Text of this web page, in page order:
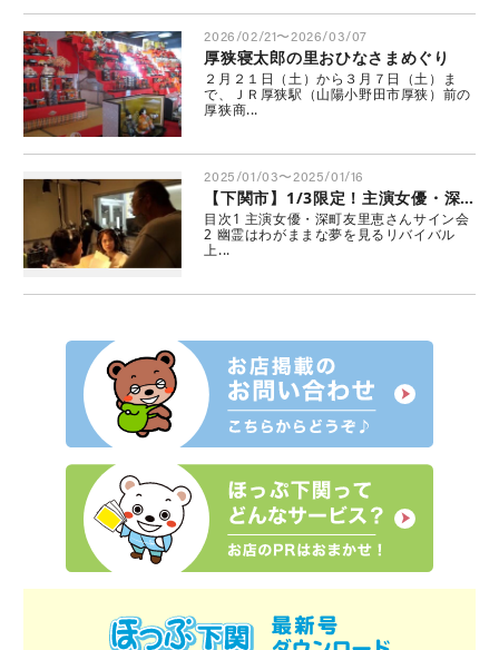
2026/02/21〜2026/03/07
厚狭寝太郎の里おひなさまめぐり
２月２１日（土）から３月７日（土）ま
で、ＪＲ厚狭駅（山陽小野田市厚狭）前の
厚狭商...
2025/01/03〜2025/01/16
【下関市】1/3限定！主演女優・深町友里恵さんのサイン会！スクリーンの下関と深町さんに、明日会いに行こう！
目次1 主演女優・深町友里恵さんサイン会
2 幽霊はわがままな夢を見るリバイバル
上...